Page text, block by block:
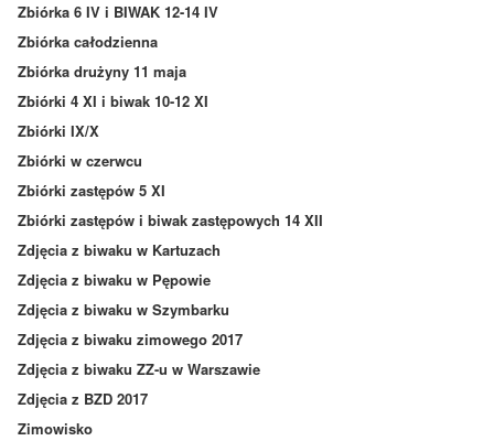
Zbiórka 6 IV i BIWAK 12-14 IV
Zbiórka całodzienna
Zbiórka drużyny 11 maja
Zbiórki 4 XI i biwak 10-12 XI
Zbiórki IX/X
Zbiórki w czerwcu
Zbiórki zastępów 5 XI
Zbiórki zastępów i biwak zastępowych 14 XII
Zdjęcia z biwaku w Kartuzach
Zdjęcia z biwaku w Pępowie
Zdjęcia z biwaku w Szymbarku
Zdjęcia z biwaku zimowego 2017
Zdjęcia z biwaku ZZ-u w Warszawie
Zdjęcia z BZD 2017
Zimowisko